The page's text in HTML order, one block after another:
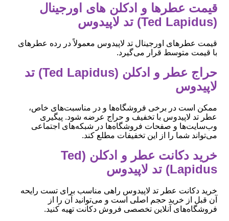
قیمت عطرها و ادکلن های اورجینال
(Ted Lapidus) تد لاپیدوس
قیمت عطرهای اورجینال تد لاپیدوس معمولاً در رده عطرهای
با قیمت متوسط قرار می‌گیرد.
حراج عطر و ادکلن (Ted Lapidus) تد
لاپیدوس
ممکن است در برخی فروشگاه‌ها و در مناسبت‌های خاص،
عطر تد لاپیدوس با تخفیف و حراج عرضه شود. پیگیری
وب‌سایت‌ها و صفحات فروشگاه‌ها در شبکه‌های اجتماعی
می‌تواند شما را از این تخفیفات مطلع کند.
خرید دکانت عطر و ادکلن (Ted
Lapidus) تد لاپیدوس
خرید دکانت عطر تد لاپیدوس راهی مناسب برای تست رایحه
آن قبل از خرید حجم اصلی است و می‌توانید آن را از
فروشگاه‌های آنلاین تخصصی فروش دکانت تهیه کنید.